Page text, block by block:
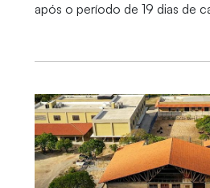
após o período de 19 dias de